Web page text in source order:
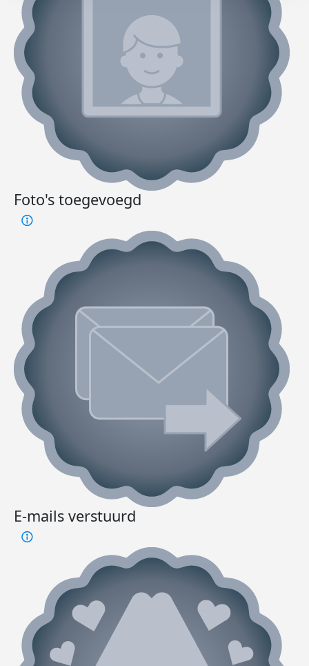
Foto's toegevoegd
E-mails verstuurd